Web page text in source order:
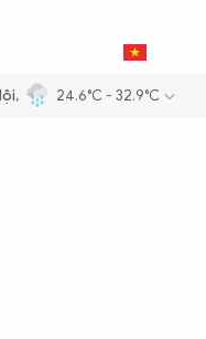
gia Thực hiện Nghị
, 24.6°C - 32.9°C